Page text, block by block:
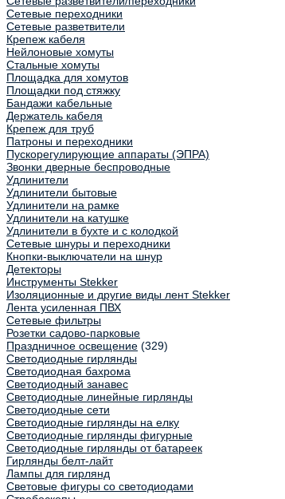
Сетевые переходники
Сетевые разветвители
Крепеж кабеля
Нейлоновые хомуты
Стальные хомуты
Площадка для хомутов
Площадки под стяжку
Бандажи кабельные
Держатель кабеля
Крепеж для труб
Патроны и переходники
Пускорегулирующие аппараты (ЭПРА)
Звонки дверные беспроводные
Удлинители
Удлинители бытовые
Удлинители на рамке
Удлинители на катушке
Удлинители в бухте и с колодкой
Сетевые шнуры и переходники
Кнопки-выключатели на шнур
Детекторы
Инструменты Stekker
Изоляционные и другие виды лент Stekker
Лента усиленная ПВХ
Сетевые фильтры
Розетки садово-парковые
Праздничное освещение (329)
Светодиодные гирлянды
Светодиодная бахрома
Светодиодный занавес
Светодиодные линейные гирлянды
Светодиодные сети
Светодиодные гирлянды на елку
Светодиодные гирлянды фигурные
Светодиодные гирлянды от батареек
Гирлянды белт-лайт
Лампы для гирлянд
Световые фигуры со светодиодами